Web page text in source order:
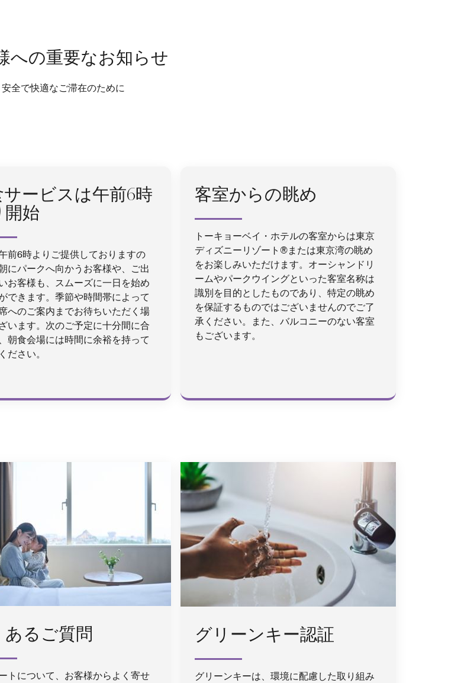
への重要なお知らせ
安全で快適なご滞在のために
サービスは午前6時
開始
前6時よりご提供しておりますの
にパークへ向かうお客様や、ご出
お客様も、スムーズに一日を始め
できます。季節や時間帯によって
へのご案内までお待ちいただく場
います。次のご予定に十分間に合
朝食会場には時間に余裕を持って
ださい。
客室からの眺め
トーキョーベイ・ホテルの客室からは東京
ディズニーリゾート®または東京湾の眺め
をお楽しみいただけます。オーシャンドリ
ームやパークウイングといった客室名称は
識別を目的としたものであり、特定の眺め
を保証するものではございませんのでご了
承ください。また、バルコニーのない客室
もございます。
あるご質問
トについて、お客様からよく寄せ
グリーンキー認証
グリーンキーは、環境に配慮した取り組み